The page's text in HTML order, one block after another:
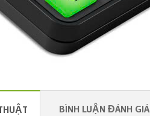
BÌNH LUẬN ĐÁNH GIÁ